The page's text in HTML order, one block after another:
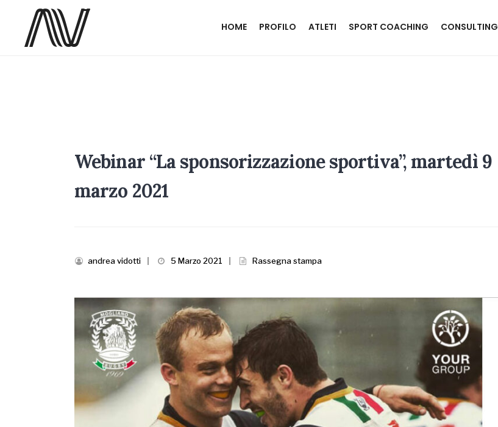
HOME PROFILO ATLETI SPORT COACHING CONSULTING
Webinar “La sponsorizzazione sportiva”, martedì 9
marzo 2021
andrea vidotti 5 Marzo 2021 Rassegna stampa